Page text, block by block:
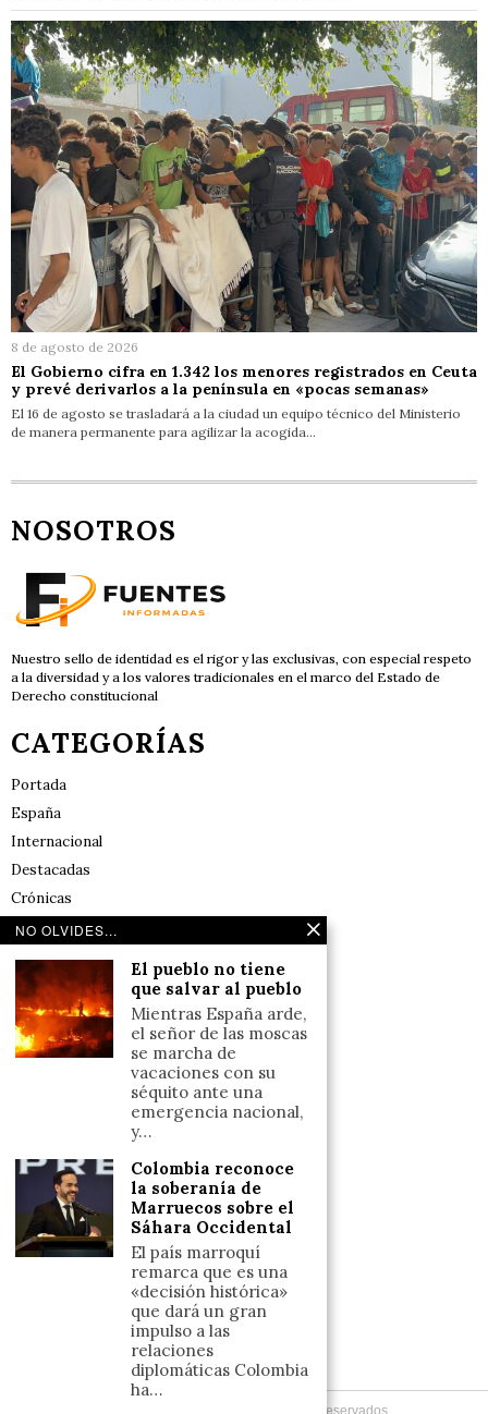
8 de agosto de 2026
El Gobierno cifra en 1.342 los menores registrados en Ceuta
y prevé derivarlos a la península en «pocas semanas»
El 16 de agosto se trasladará a la ciudad un equipo técnico del Ministerio
de manera permanente para agilizar la acogida…
NOSOTROS
Nuestro sello de identidad es el rigor y las exclusivas, con especial respeto
a la diversidad y a los valores tradicionales en el marco del Estado de
Derecho constitucional
CATEGORÍAS
Portada
España
Internacional
Destacadas
Crónicas
Noticias de deportes en España
Reflexiones
LINKS
Política de cookies (UE)
Términos y condiciones
Llámanos
+34633110958
+34633110958
NO OLVIDES...
El pueblo no tiene
que salvar al pueblo
Mientras España arde,
el señor de las moscas
se marcha de
vacaciones con su
séquito ante una
emergencia nacional,
y…
Colombia reconoce
la soberanía de
Marruecos sobre el
Sáhara Occidental
El país marroquí
remarca que es una
«decisión histórica»
que dará un gran
impulso a las
relaciones
diplomáticas Colombia
ha…